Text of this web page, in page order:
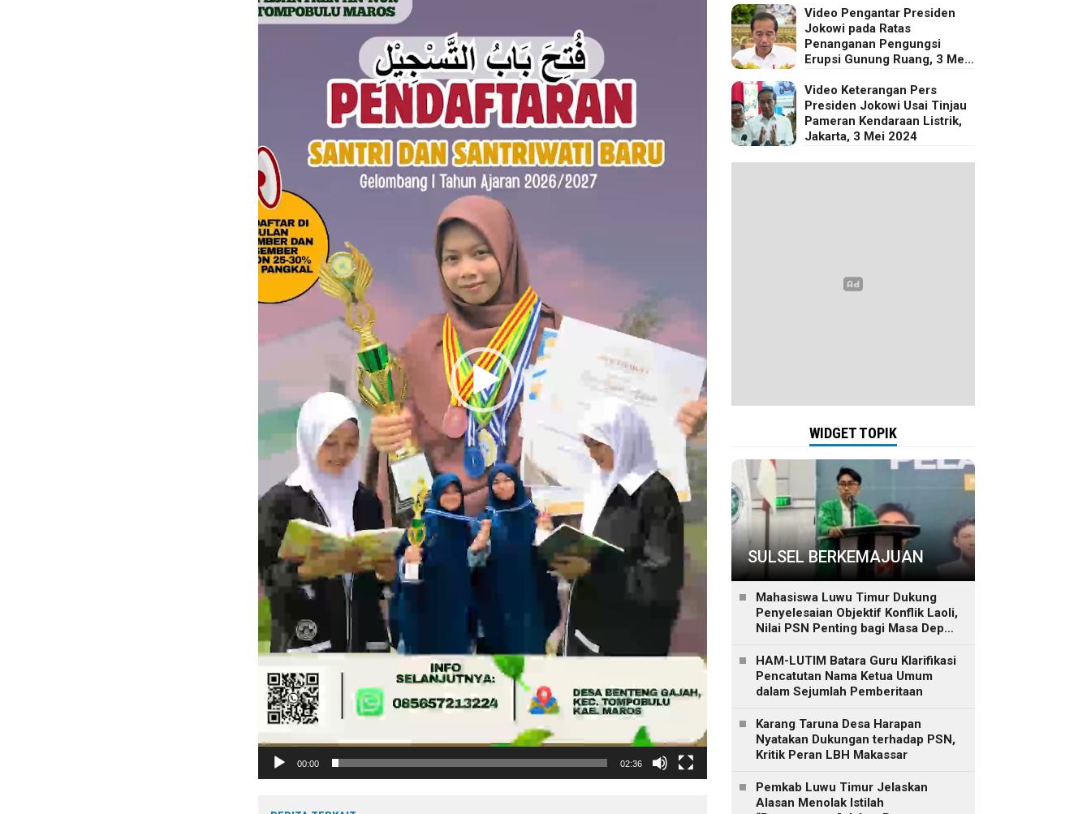
Video
00:00 02:36
Video Pengantar Presiden
Jokowi pada Ratas
Penanganan Pengungsi
Erupsi Gunung Ruang, 3 Mei
Video Keterangan Pers
Presiden Jokowi Usai Tinjau
Pameran Kendaraan Listrik,
Jakarta, 3 Mei 2024
WIDGET TOPIK
SULSEL BERKEMAJUAN
Mahasiswa Luwu Timur Dukung
Penyelesaian Objektif Konflik Laoli,
Nilai PSN Penting bagi Masa Depan
HAM-LUTIM Batara Guru Klarifikasi
Pencatutan Nama Ketua Umum
dalam Sejumlah Pemberitaan
Karang Taruna Desa Harapan
Nyatakan Dukungan terhadap PSN,
Kritik Peran LBH Makassar
Pemkab Luwu Timur Jelaskan
Alasan Menolak Istilah